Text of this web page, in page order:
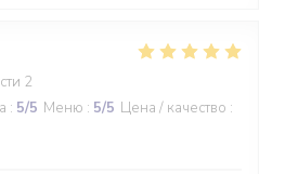
2
: 5/5 Меню : 5/5 Цена / качество :